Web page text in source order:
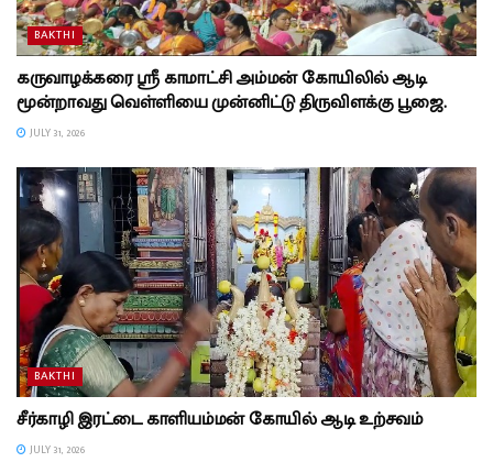
BAKTHI
கருவாழக்கரை ஸ்ரீ காமாட்சி அம்மன் கோயிலில் ஆடி
மூன்றாவது வெள்ளியை முன்னிட்டு திருவிளக்கு பூஜை.
JULY 31, 2026
BAKTHI
சீர்காழி இரட்டை காளியம்மன் கோயில் ஆடி உற்சவம்
JULY 31, 2026